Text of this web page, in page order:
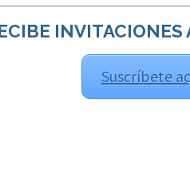
Suscríbete